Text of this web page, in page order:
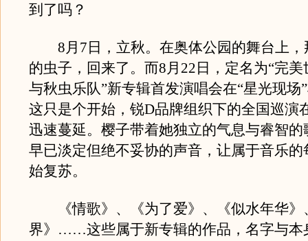
到了吗？
8月7日，立秋。在奥体公园的舞台上，
的虫子，回来了。而8月22日，定名为“完美
与秋虫乐队”新专辑首发演唱会在“星光现场
这只是个开始，锐D品牌组织下的全国巡演
迅速蔓延。樱子带着她独立的气息与睿智的
早已淡定但绝不妥协的声音，让属于音乐的
始复苏。
《情歌》、《为了爱》、《似水年华》
界》……这些属于新专辑的作品，名字与本